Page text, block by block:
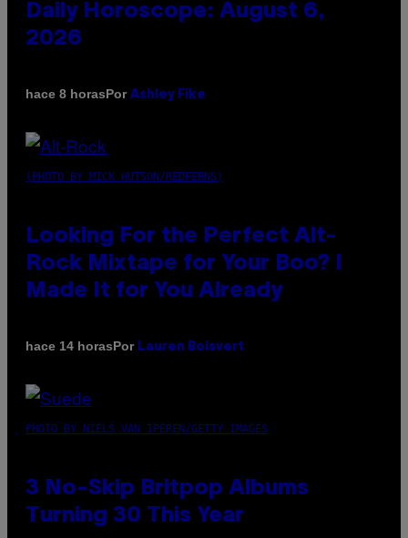
Daily Horoscope: August 6,
2026
hace 8 horasPor Ashley Fike
(PHOTO BY MICK HUTSON/REDFERNS)
Looking For the Perfect Alt-
Rock Mixtape for Your Boo? I
Made It for You Already
hace 14 horasPor Lauren Boisvert
PHOTO BY NIELS VAN IPEREN/GETTY IMAGES
3 No-Skip Britpop Albums
Turning 30 This Year